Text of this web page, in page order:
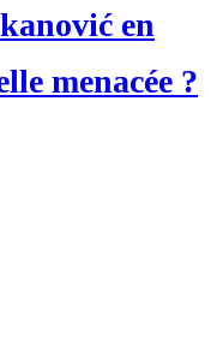
en
menacée ?